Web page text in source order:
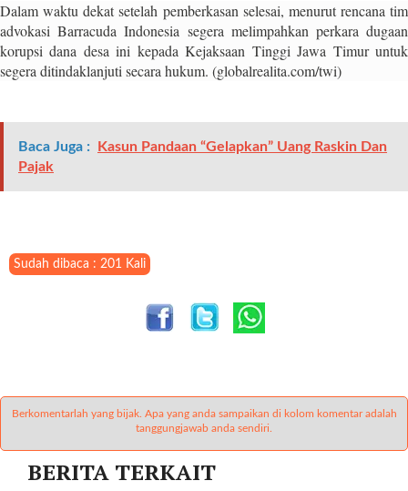
_
i
m
a
t
_
Dalam waktu dekat setelah pemberkasan selesai, menurut rencana tim
advokasi Barracuda Indonesia segera melimpahkan perkara dugaan
korupsi dana desa ini kepada Kejaksaan Tinggi Jawa Timur untuk
segera ditindaklanjuti secara hukum. (globalrealita.com/twi)
Baca Juga :
Kasun Pandaan “Gelapkan” Uang Raskin Dan
Pajak
Sudah dibaca : 201 Kali
Berkomentarlah yang bijak. Apa yang anda sampaikan di kolom komentar adalah
tanggungjawab anda sendiri.
BERITA TERKAIT